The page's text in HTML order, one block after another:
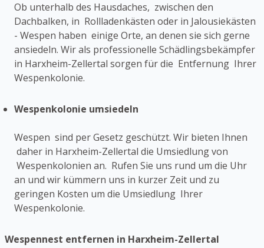
Ob unterhalb des Hausdaches, zwischen den
Dachbalken, in Rollladenkästen oder in Jalousiekästen
- Wespen haben einige Orte, an denen sie sich gerne
ansiedeln. Wir als professionelle Schädlingsbekämpfer
in Harxheim-Zellertal sorgen für die Entfernung Ihrer
Wespenkolonie.
Wespenkolonie umsiedeln
Wespen sind per Gesetz geschützt. Wir bieten Ihnen
daher in Harxheim-Zellertal die Umsiedlung von
Wespenkolonien an. Rufen Sie uns rund um die Uhr
an und wir kümmern uns in kurzer Zeit und zu
geringen Kosten um die Umsiedlung Ihrer
Wespenkolonie.
Wespennest entfernen in Harxheim-Zellertal